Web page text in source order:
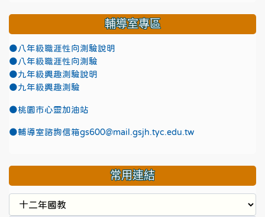
輔導室專區
●八年級職涯性向測驗說明
●八年級職涯性向測驗
●九年級興趣測驗說明
●九年級興趣測驗
●桃園市心靈加油站
●輔導室諮詢信箱gs600@mail.gsjh.tyc.edu.tw
常用連結